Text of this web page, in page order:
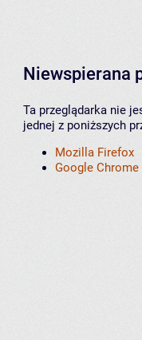
Niewspierana
Ta przeglądarka nie
jednej z poniższych
Mozilla Firefox
Google Chrome